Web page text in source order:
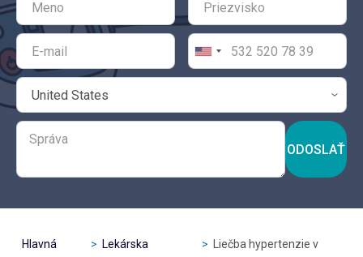
ODOSLAŤ
Hlavná
Lekárska
Liečba hypertenzie v